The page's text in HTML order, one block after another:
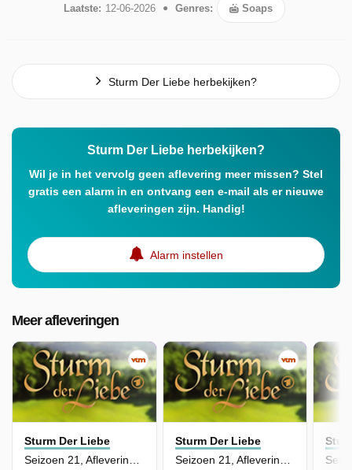
Laatste: 12-06-2026 Genres: Soaps
Sturm Der Liebe herbekijken?
Sturm Der Liebe herbekijken?
Wil je in het vervolg geen aflevering meer missen? Stel
gratis een alarm in en ontvang een e-mail als er nieuwe
afleveringen zijn. Handig!
Alarm instellen
Meer afleveringen
Sturm Der Liebe
Seizoen 21, Aflevering 71 - Episode 71
Sturm Der Liebe
Seizoen 21, Aflevering 70 - Episode 70